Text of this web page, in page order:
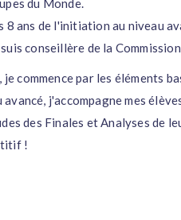
du Monde.
8 ans de l'initiation au niveau
conseillère de la
commence par les éléments
avancé, j'accompagne mes
des Finales et Analyses de
!